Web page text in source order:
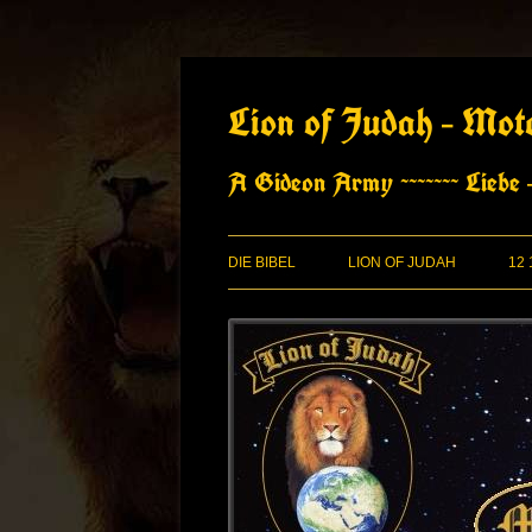
Lion of Judah –
A Gideon Army ~~~~~~~
DIE BIBEL LION OF JUDAH
LION CHURCH – DAS
VORRATSHAUS
CHURCH@HOME
LION FOR ISRAEL
12